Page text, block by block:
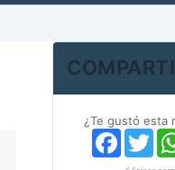
¿Te gustó esta